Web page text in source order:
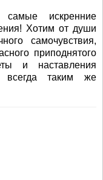
искренние
Хотим от души
самочувствия,
приподнятого
и наставления
всегда таким же